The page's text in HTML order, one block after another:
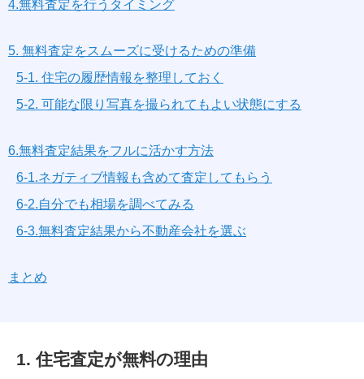
4.無料査定を行うタイミング
5. 無料査定をスムーズに受けるための準備
5-1. 住宅の履歴情報を整理しておく
5-2. 可能な限り写真を撮られてもよい状態にする
6.無料査定結果をフルに活かす方法
6-1.ネガティブ情報も含めて査定してもらう
6-2.自分でも相場を調べてみる
6-3.無料査定結果から不動産会社を選ぶ
まとめ
1. 住宅査定が無料の理由